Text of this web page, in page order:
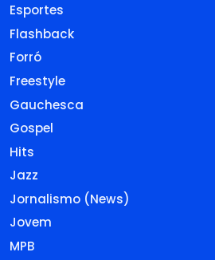
Esportes
Flashback
Forró
Freestyle
Gauchesca
Gospel
Hits
Jazz
Jornalismo (News)
Jovem
MPB